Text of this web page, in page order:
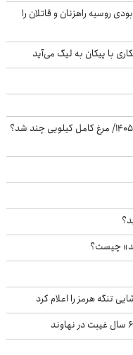
روسیه راهزنان و قاتلان را
با پیکان به لیگ می‌آید
قیمت جدید گوشت مرغ امروز شنبه ۱۷ مرداد ۱۴۰۵/ مرغ کامل کیلویی چند شد؟
چیست؟
تنگه هرمز را اعلام کرد